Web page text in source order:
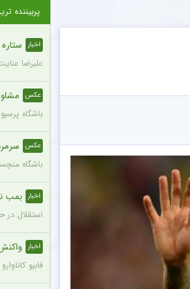
پربیننده
اخبار
علیرضا
عکس
باشگاه
عکس
باشگاه
اخبار بمب
استقلال در
اخبار
فابیو